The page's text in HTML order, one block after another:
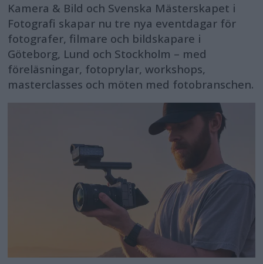
Kamera & Bild och Svenska Mästerskapet i
Fotografi skapar nu tre nya eventdagar för
fotografer, filmare och bildskapare i
Göteborg, Lund och Stockholm – med
föreläsningar, fotoprylar, workshops,
masterclasses och möten med fotobranschen.